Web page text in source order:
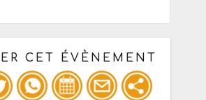
CET ÉVÈNEMENT